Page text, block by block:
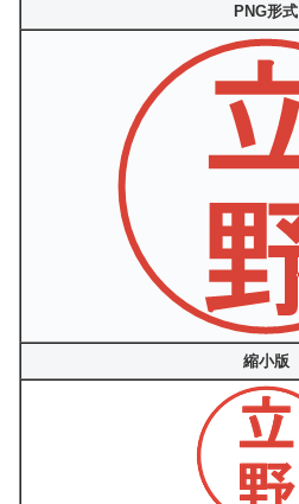
PNG形式
縮小版